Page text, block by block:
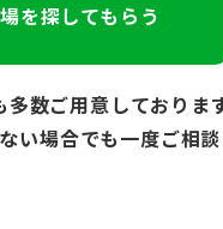
を探してもらう
数ご用意しておりま
い場合でも一度ご相談